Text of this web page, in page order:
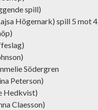
spill)
Högemark) spill 5 mot 4
Södergren
Peterson)
Hedkvist)
Claesson)